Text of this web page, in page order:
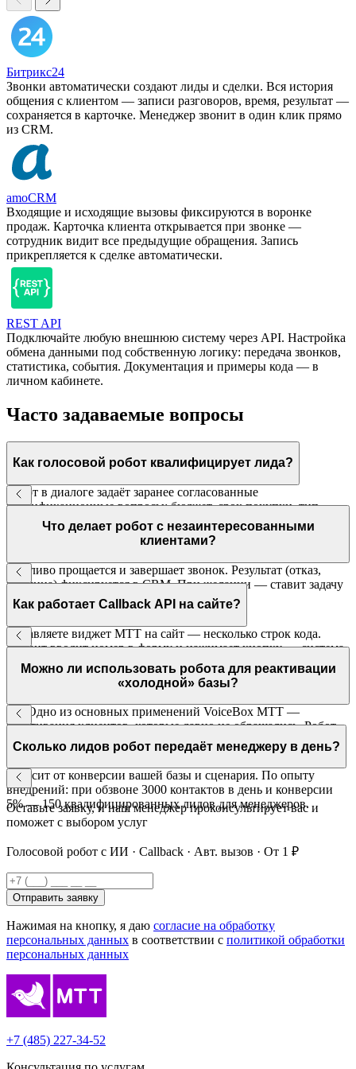
Битрикс24
Звонки автоматически создают лиды и сделки. Вся история
общения с клиентом — записи разговоров, время, результат —
сохраняется в карточке. Менеджер звонит в один клик прямо
из CRM.
amoCRM
Входящие и исходящие вызовы фиксируются в воронке
продаж. Карточка клиента открывается при звонке —
сотрудник видит все предыдущие обращения. Запись
прикрепляется к сделке автоматически.
REST API
Подключайте любую внешнюю систему через API. Настройка
обмена данными под собственную логику: передача звонков,
статистика, события. Документация и примеры кода — в
личном кабинете.
Часто задаваемые вопросы
Как голосовой робот квалифицирует лида?
Робот в диалоге задаёт заранее согласованные
квалификационные вопросы: бюджет, срок покупки, тип
объекта, регион и т.д. Ответы фиксируются и вместе с
контактом передаются менеджеру в CRM.
Что делает робот с незаинтересованными
клиентами?
Вежливо прощается и завершает звонок. Результат (отказ,
причина) фиксируется в CRM. При желании — ставит задачу
перезвонить через заданный интервал.
Как работает Callback API на сайте?
Добавляете виджет МТТ на сайт — несколько строк кода.
Клиент вводит номер в форму и нажимает кнопку — система
соединяет его с первым свободным менеджером за 5–20
секунд.
Можно ли использовать робота для реактивации
«холодной» базы?
Да. Одно из основных применений VoiceBox МТТ —
реактивация клиентов, которые давно не обращались. Робот
напоминает о компании, предлагает актуальное предложение
и квалифицирует повторный интерес.
Сколько лидов робот передаёт менеджеру в день?
Зависит от конверсии вашей базы и сценария. По опыту
внедрений: при обзвоне 3000 контактов в день и конверсии
5% — 150 квалифицированных лидов для менеджеров.
Оставьте заявку, и наш менеджер проконсультирует вас и
поможет с выбором услуг
Голосовой робот с ИИ · Callback · Авт. вызов · От 1 ₽
Отправить заявку
Нажимая на кнопку, я даю согласие на обработку
персональных данных в соответствии с политикой обработки
персональных данных
+7 (485) 227-34-52